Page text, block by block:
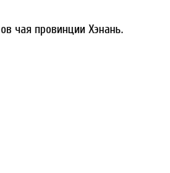
чая провинции Хэнань.